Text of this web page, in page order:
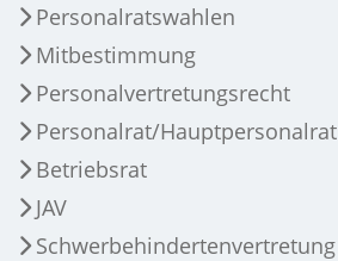
Personalratswahlen
Mitbestimmung
Personalvertretungsrecht
Personalrat/Hauptpersonalrat
Betriebsrat
JAV
Schwerbehindertenvertretung